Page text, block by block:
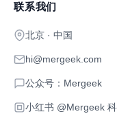
联系我们
北京 · 中国
hi@mergeek.com
公众号：Mergeek
小红书 @Mergeek